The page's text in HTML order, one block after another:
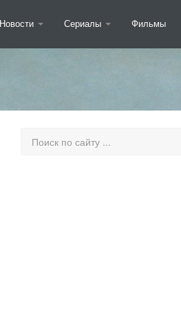
Новости Сериалы Фильмы